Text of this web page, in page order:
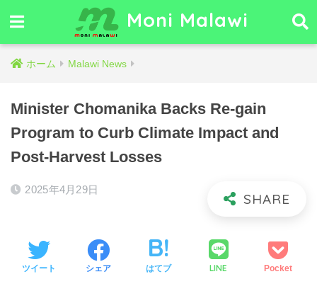
Moni Malawi
ホーム Malawi News
Minister Chomanika Backs Re-gain
Program to Curb Climate Impact and
Post-Harvest Losses
2025年4月29日
ツイート シェア はてブ LINE Pocket